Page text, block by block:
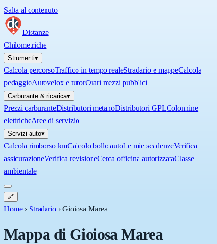
Salta al contenuto
Distanze
Chilometriche
Strumenti▾
Calcola percorsoTraffico in tempo realeStradario e mappeCalcola
pedaggioAutovelox e tutorOrari mezzi pubblici
Carburante & ricarica▾
Prezzi carburanteDistributori metanoDistributori GPLColonnine
elettricheAree di servizio
Servizi auto▾
Calcola rimborso kmCalcolo bollo autoLe mie scadenzeVerifica
assicurazioneVerifica revisioneCerca officina autorizzataClasse
ambientale
🔗
Home › Stradario ›Gioiosa Marea
Mappa di Gioiosa Marea